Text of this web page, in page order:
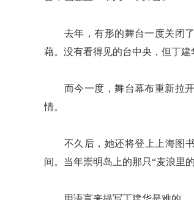
去年，有形的舞台一度关闭了
藉。没有看得见的台中央，但丁
而今一度，舞台幕布重新拉开
情。
不久后，她还将登上上海图书
间。当年崇明岛上的那只“麦浪里